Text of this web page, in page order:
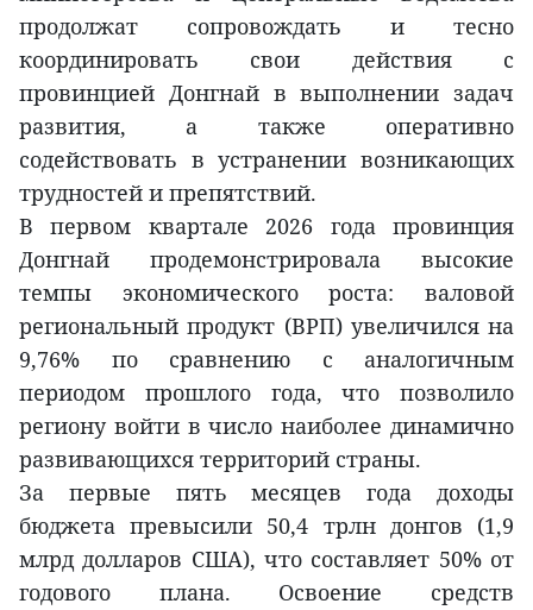
продолжат сопровождать и тесно
координировать свои действия с
провинцией Донгнай в выполнении задач
развития, а также оперативно
содействовать в устранении возникающих
трудностей и препятствий.
В первом квартале 2026 года провинция
Донгнай продемонстрировала высокие
темпы экономического роста: валовой
региональный продукт (ВРП) увеличился на
9,76% по сравнению с аналогичным
периодом прошлого года, что позволило
региону войти в число наиболее динамично
развивающихся территорий страны.
За первые пять месяцев года доходы
бюджета превысили 50,4 трлн донгов (1,9
млрд долларов США), что составляет 50% от
годового плана. Освоение средств